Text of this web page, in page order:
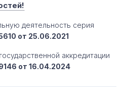
деятельность серия
от 25.06.2021
аккредитации
от 16.04.2024